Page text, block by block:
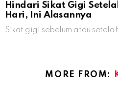
Hindari Sikat Gigi
Hari, Ini Alasannya
Sikat gigi sebelum atau
MORE FROM: